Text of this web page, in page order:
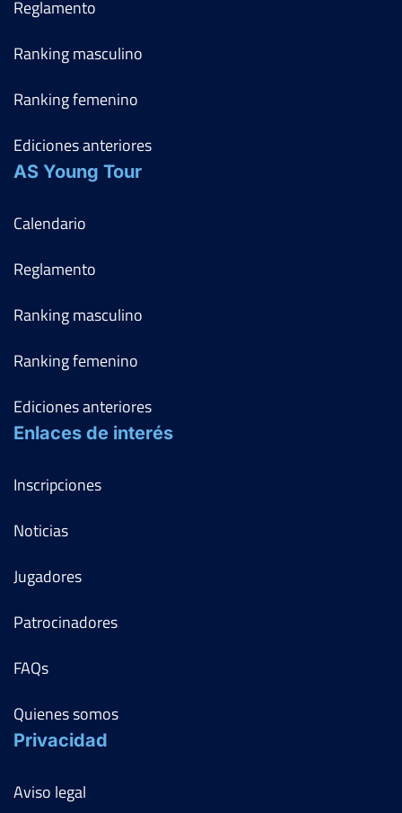
Reglamento
Ranking masculino
Ranking femenino
Ediciones anteriores
AS Young Tour
Calendario
Reglamento
Ranking masculino
Ranking femenino
Ediciones anteriores
Enlaces de interés
Inscripciones
Noticias
Jugadores
Patrocinadores
FAQs
Quienes somos
Privacidad
Aviso legal